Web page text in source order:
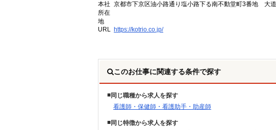
本社
所在
地
京都市下京区油小路通り塩小路下る南不動堂町3番地 大
URL https://kotrio.co.jp/
このお仕事に関連する条件で探す
同じ職種から求人を探す
看護師・保健師・看護助手・助産師
同じ特徴から求人を探す